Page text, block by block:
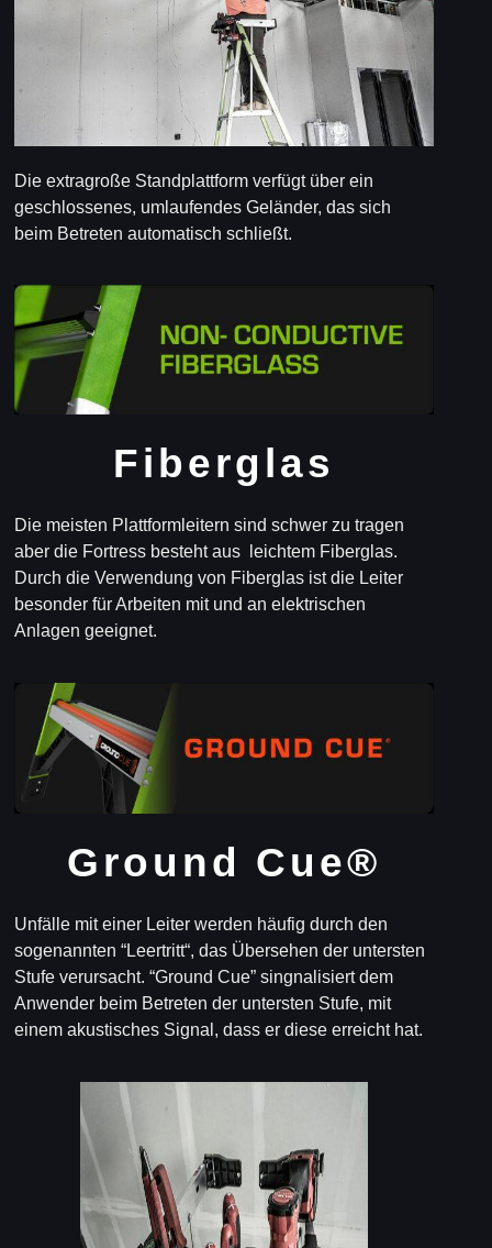
Die extragroße Standplattform verfügt über ein
geschlossenes, umlaufendes Geländer, das sich
beim Betreten automatisch schließt.
Fiberglas
Die meisten Plattformleitern sind schwer zu tragen
aber die Fortress besteht aus leichtem Fiberglas.
Durch die Verwendung von Fiberglas ist die Leiter
besonder für Arbeiten mit und an elektrischen
Anlagen geeignet.
Ground Cue®
Unfälle mit einer Leiter werden häufig durch den
sogenannten “Leertritt“, das Übersehen der untersten
Stufe verursacht. “Ground Cue” singnalisiert dem
Anwender beim Betreten der untersten Stufe, mit
einem akustisches Signal, dass er diese erreicht hat.